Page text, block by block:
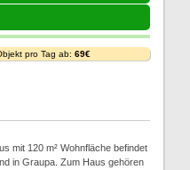
pro Tag ab: 69€
mit 120 m² Wohnfläche befindet
in Graupa. Zum Haus gehören